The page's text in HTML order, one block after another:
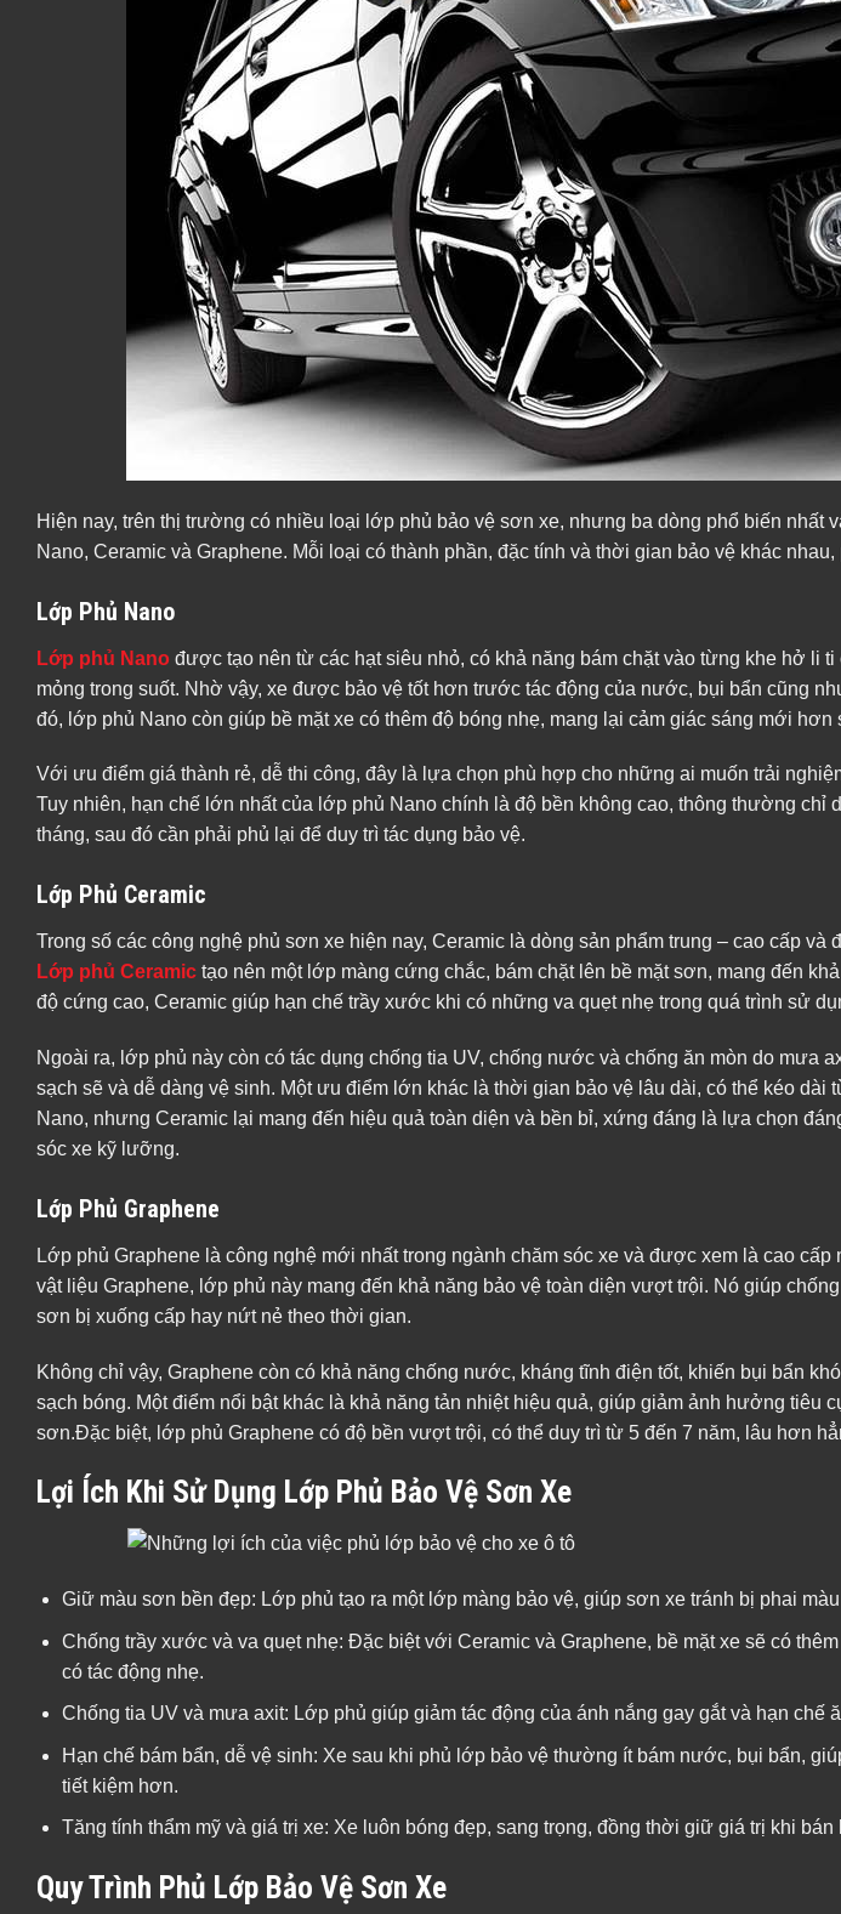
Hiện nay, trên thị trường có nhiều loại lớp phủ bảo vệ sơn xe, nhưng ba dòng phổ biến nhất
Nano, Ceramic và Graphene. Mỗi loại có thành phần, đặc tính và thời gian bảo vệ khác
Lớp Phủ Nano
Lớp phủ Nano được tạo nên từ các hạt siêu nhỏ, có khả năng bám chặt vào từng khe hở li
mỏng trong suốt. Nhờ vậy, xe được bảo vệ tốt hơn trước tác động của nước, bụi bẩn cũng
đó, lớp phủ Nano còn giúp bề mặt xe có thêm độ bóng nhẹ, mang lại cảm giác sáng mới hơn
Với ưu điểm giá thành rẻ, dễ thi công, đây là lựa chọn phù hợp cho những ai muốn trải
Tuy nhiên, hạn chế lớn nhất của lớp phủ Nano chính là độ bền không cao, thông thường chỉ
tháng, sau đó cần phải phủ lại để duy trì tác dụng bảo vệ.
Lớp Phủ Ceramic
Trong số các công nghệ phủ sơn xe hiện nay, Ceramic là dòng sản phẩm trung – cao cấp
Lớp phủ Ceramic tạo nên một lớp màng cứng chắc, bám chặt lên bề mặt sơn, mang đến
độ cứng cao, Ceramic giúp hạn chế trầy xước khi có những va quẹt nhẹ trong quá trình sử
Ngoài ra, lớp phủ này còn có tác dụng chống tia UV, chống nước và chống ăn mòn do mưa
sạch sẽ và dễ dàng vệ sinh. Một ưu điểm lớn khác là thời gian bảo vệ lâu dài, có thể kéo dài
Nano, nhưng Ceramic lại mang đến hiệu quả toàn diện và bền bỉ, xứng đáng là lựa chọn
sóc xe kỹ lưỡng.
Lớp Phủ Graphene
Lớp phủ Graphene là công nghệ mới nhất trong ngành chăm sóc xe và được xem là cao
vật liệu Graphene, lớp phủ này mang đến khả năng bảo vệ toàn diện vượt trội. Nó giúp
sơn bị xuống cấp hay nứt nẻ theo thời gian.
Không chỉ vậy, Graphene còn có khả năng chống nước, kháng tĩnh điện tốt, khiến bụi bẩn
sạch bóng. Một điểm nổi bật khác là khả năng tản nhiệt hiệu quả, giúp giảm ảnh hưởng tiêu
sơn.Đặc biệt, lớp phủ Graphene có độ bền vượt trội, có thể duy trì từ 5 đến 7 năm, lâu hơn
Lợi Ích Khi Sử Dụng Lớp Phủ Bảo Vệ Sơn Xe
Giữ màu sơn bền đẹp: Lớp phủ tạo ra một lớp màng bảo vệ, giúp sơn xe tránh bị phai
Chống trầy xước và va quẹt nhẹ: Đặc biệt với Ceramic và Graphene, bề mặt xe sẽ có
có tác động nhẹ.
Chống tia UV và mưa axit: Lớp phủ giúp giảm tác động của ánh nắng gay gắt và hạn chế
Hạn chế bám bẩn, dễ vệ sinh: Xe sau khi phủ lớp bảo vệ thường ít bám nước, bụi bẩn,
tiết kiệm hơn.
Tăng tính thẩm mỹ và giá trị xe: Xe luôn bóng đẹp, sang trọng, đồng thời giữ giá trị khi bán
Quy Trình Phủ Lớp Bảo Vệ Sơn Xe